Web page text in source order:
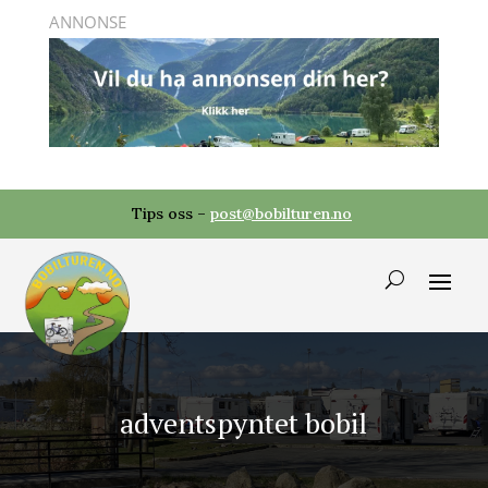
Tips oss – post@bobilturen.no
adventspyntet bobil